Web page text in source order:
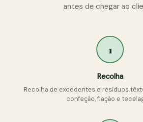
antes de chegar ao
1
Recolha
Recolha de excedentes e resíduos
confeção, fiação e